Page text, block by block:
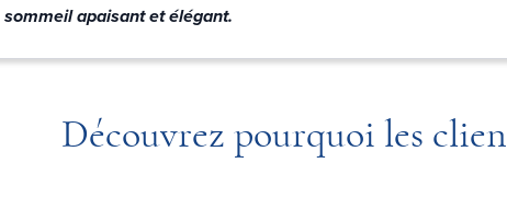
sommeil apaisant et élégant.
Découvrez pourquoi les